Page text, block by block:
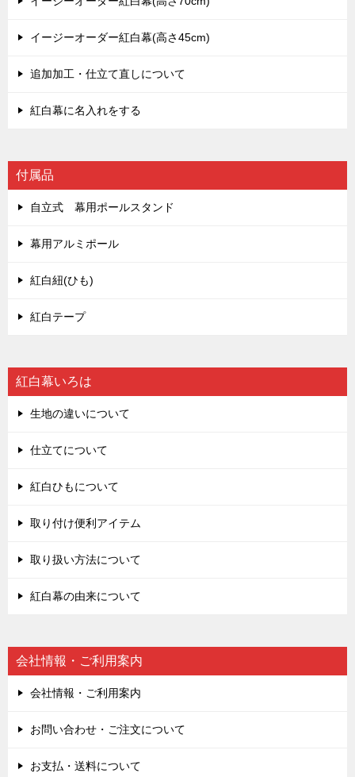
イージーオーダー紅白幕(高さ45cm)
追加加工・仕立て直しについて
紅白幕に名入れをする
付属品
自立式 幕用ポールスタンド
幕用アルミポール
紅白紐(ひも)
紅白テープ
紅白幕いろは
生地の違いについて
仕立てについて
紅白ひもについて
取り付け便利アイテム
取り扱い方法について
紅白幕の由来について
会社情報・ご利用案内
会社情報・ご利用案内
お問い合わせ・ご注文について
お支払・送料について